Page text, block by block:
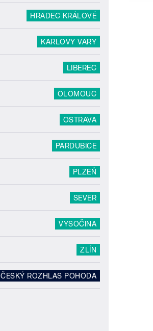
HRADEC KRÁLOVÉ
KARLOVY VARY
LIBEREC
OLOMOUC
OSTRAVA
PARDUBICE
PLZEŇ
SEVER
VYSOČINA
ZLÍN
ČESKÝ ROZHLAS POHODA